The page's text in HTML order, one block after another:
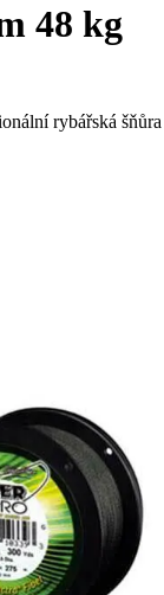
48 kg
rybářská šňůra